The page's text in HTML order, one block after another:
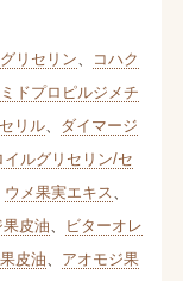
グリセリン
コハク
ドプロピルジメチ
リル、 ダイマージ
イルグリセリン/セ
ウメ果実エキス
皮油
ビターオレ
皮油
アオモジ果